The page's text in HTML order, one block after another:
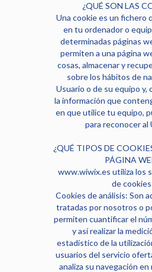
¿QUÉ SON LAS
Una cookie es un fichero
en tu ordenador o
determinadas páginas
permiten a una página
cosas, almacenar y
sobre los hábitos de
Usuario o de su equipo y,
la información que
en que utilice tu equipo,
para reconocer al
¿QUÉ TIPOS DE
PÁGINA
www.wiwix.es utiliza los
de
Cookies de análisis: Son
tratadas por nosotros o
permiten cuantificar el
y así realizar la
estadístico de la
usuarios del servicio
analiza su navegación